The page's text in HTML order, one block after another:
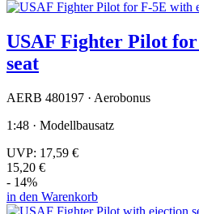
USAF Fighter Pilot
seat
AERB 480197 · Aerobonus
1:48 · Modellbausatz
UVP: 17,59 €
15,20 €
- 14%
in den Warenkorb